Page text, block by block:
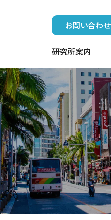
お問い合わせ
研究所案内